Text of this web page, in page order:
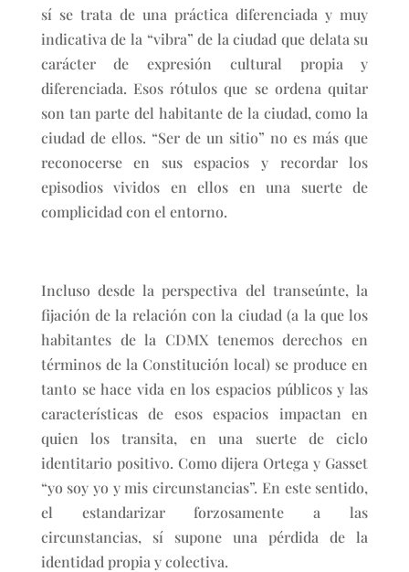
sí se trata de una práctica diferenciada y muy
indicativa de la “vibra” de la ciudad que delata su
carácter de expresión cultural propia y
diferenciada. Esos rótulos que se ordena quitar
son tan parte del habitante de la ciudad, como la
ciudad de ellos. “Ser de un sitio” no es más que
reconocerse en sus espacios y recordar los
episodios vividos en ellos en una suerte de
complicidad con el entorno.
Incluso desde la perspectiva del transeúnte, la
fijación de la relación con la ciudad (a la que los
habitantes de la CDMX tenemos derechos en
términos de la Constitución local) se produce en
tanto se hace vida en los espacios públicos y las
características de esos espacios impactan en
quien los transita, en una suerte de ciclo
identitario positivo. Como dijera Ortega y Gasset
“yo soy yo y mis circunstancias”. En este sentido,
el estandarizar forzosamente a las
circunstancias, sí supone una pérdida de la
identidad propia y colectiva.